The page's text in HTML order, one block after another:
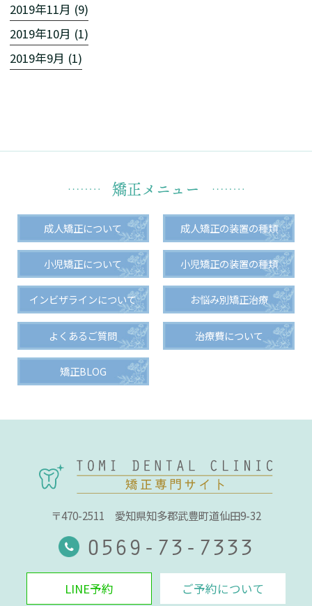
2019年11月 (9)
2019年10月 (1)
2019年9月 (1)
矯正メニュー
成人矯正について 成人矯正の装置の種類
小児矯正について 小児矯正の装置の種類
インビザラインについて お悩み別矯正治療
よくあるご質問 治療費について
矯正BLOG
〒470-2511 愛知県知多郡武豊町道仙田9-32
0569-73-7333
LINE予約 ご予約について